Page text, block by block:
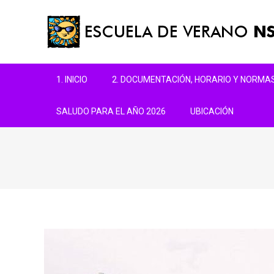
1. INICIO 2. DOCUMENTACIÓN, HORARIO Y
SALUDO PARA EL AÑO 2026 UBICACIÓN